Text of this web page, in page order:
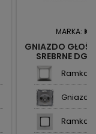
MARKA:
GNIAZDO
SREBRNE
Ramka
Gniazdo
Ramka